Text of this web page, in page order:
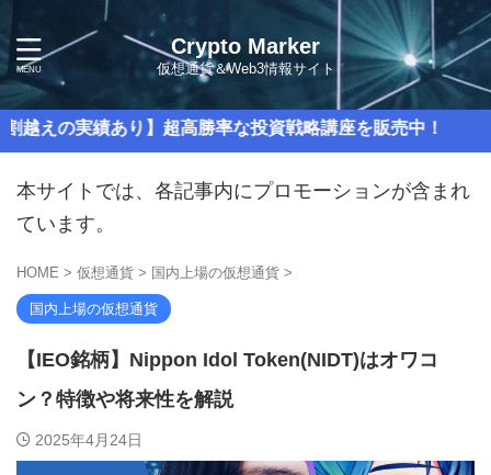
Crypto Marker
仮想通貨＆Web3情報サイト
り】超高勝率な投資戦略講座を販売中！
本サイトでは、各記事内にプロモーションが含まれ
ています。
HOME > 仮想通貨 > 国内上場の仮想通貨 >
国内上場の仮想通貨
【IEO銘柄】Nippon Idol Token(NIDT)はオワコ
ン？特徴や将来性を解説
2025年4月24日